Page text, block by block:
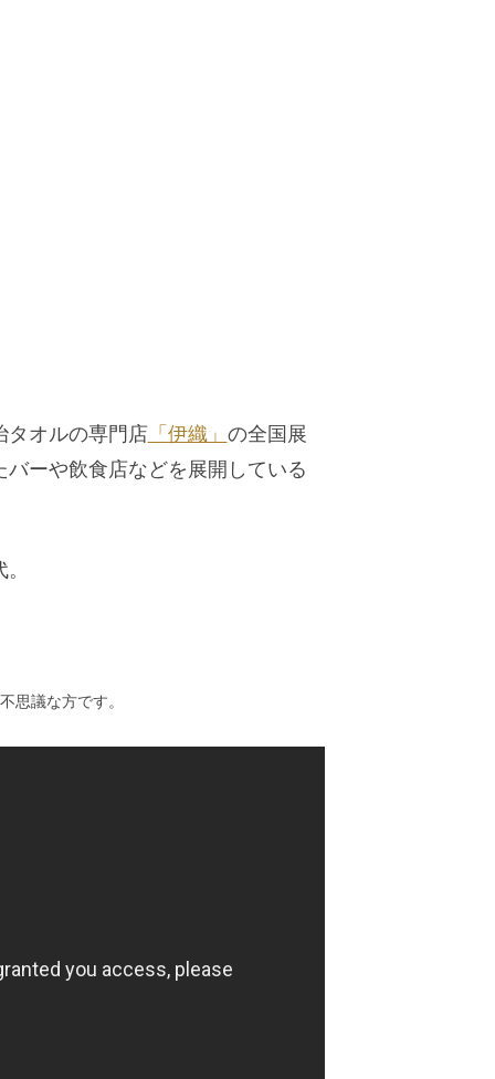
タオルの専門店「伊織」 の全国展
ーや飲食店などを展開している
思議な方です。